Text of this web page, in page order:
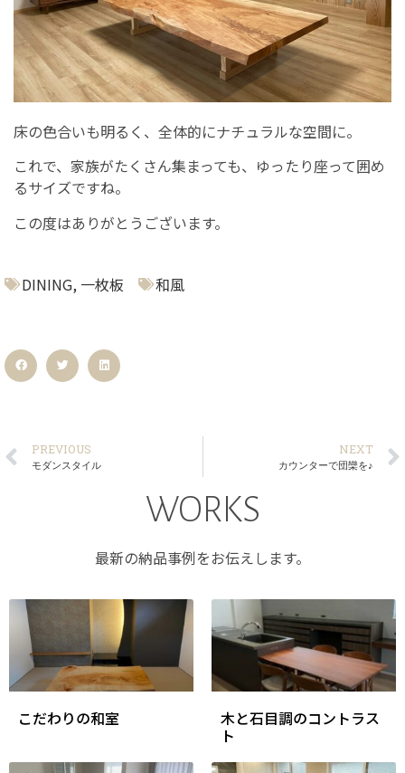
床の色合いも明るく、全体的にナチュラルな空間に。
これで、家族がたくさん集まっても、ゆったり座って囲め
るサイズですね。
この度はありがとうございます。
DINING, 一枚板 和風
PREVIOUS
モダンスタイル
NEXT
カウンターで団欒を♪​
WORKS
最新の納品事例をお伝えします。
こだわりの和室 木と石目調のコントラス
ト